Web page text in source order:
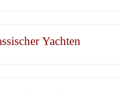
Yachten